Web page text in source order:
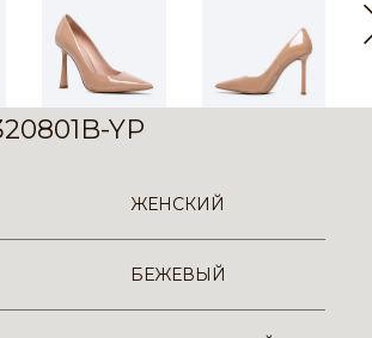
YP
ЖЕНСКИЙ
БЕЖЕВЫЙ